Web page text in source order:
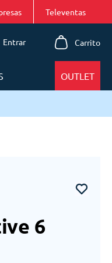
Entrar
OUTLET
6